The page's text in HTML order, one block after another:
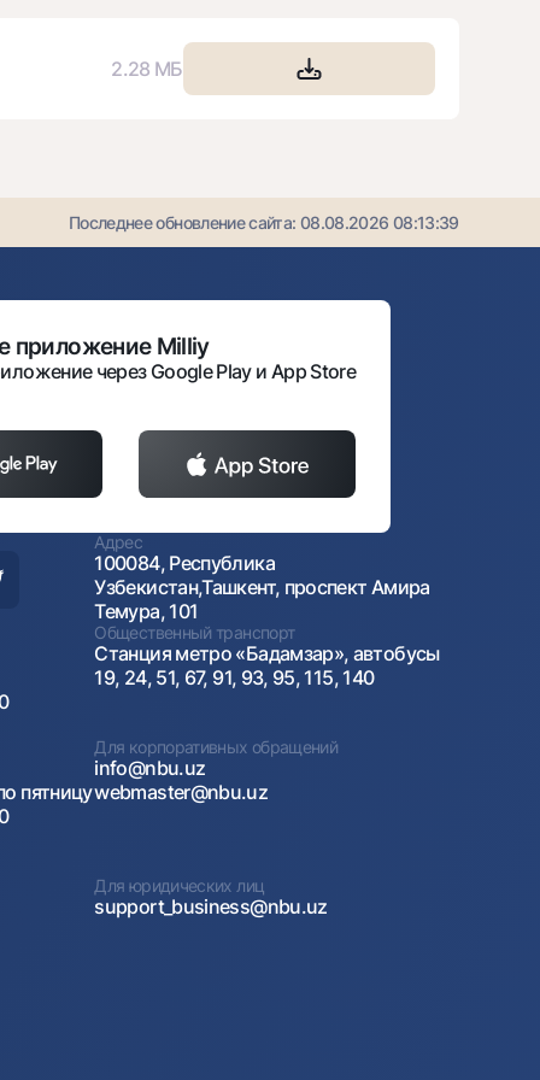
2.28 МБ
Последнее обновление сайта: 08.08.2026 08:13:39
приложение Milliy
через Google Play и App Store
Адрес
100084, Республика
Узбекистан,Ташкент, проспект Амира
Темура, 101
Общественный транспорт
Станция метро «Бадамзар», автобусы
19, 24, 51, 67, 91, 93, 95, 115, 140
пятницу
Для корпоративных обращений
info@nbu.uz
webmaster@nbu.uz
Для юридических лиц
support_business@nbu.uz